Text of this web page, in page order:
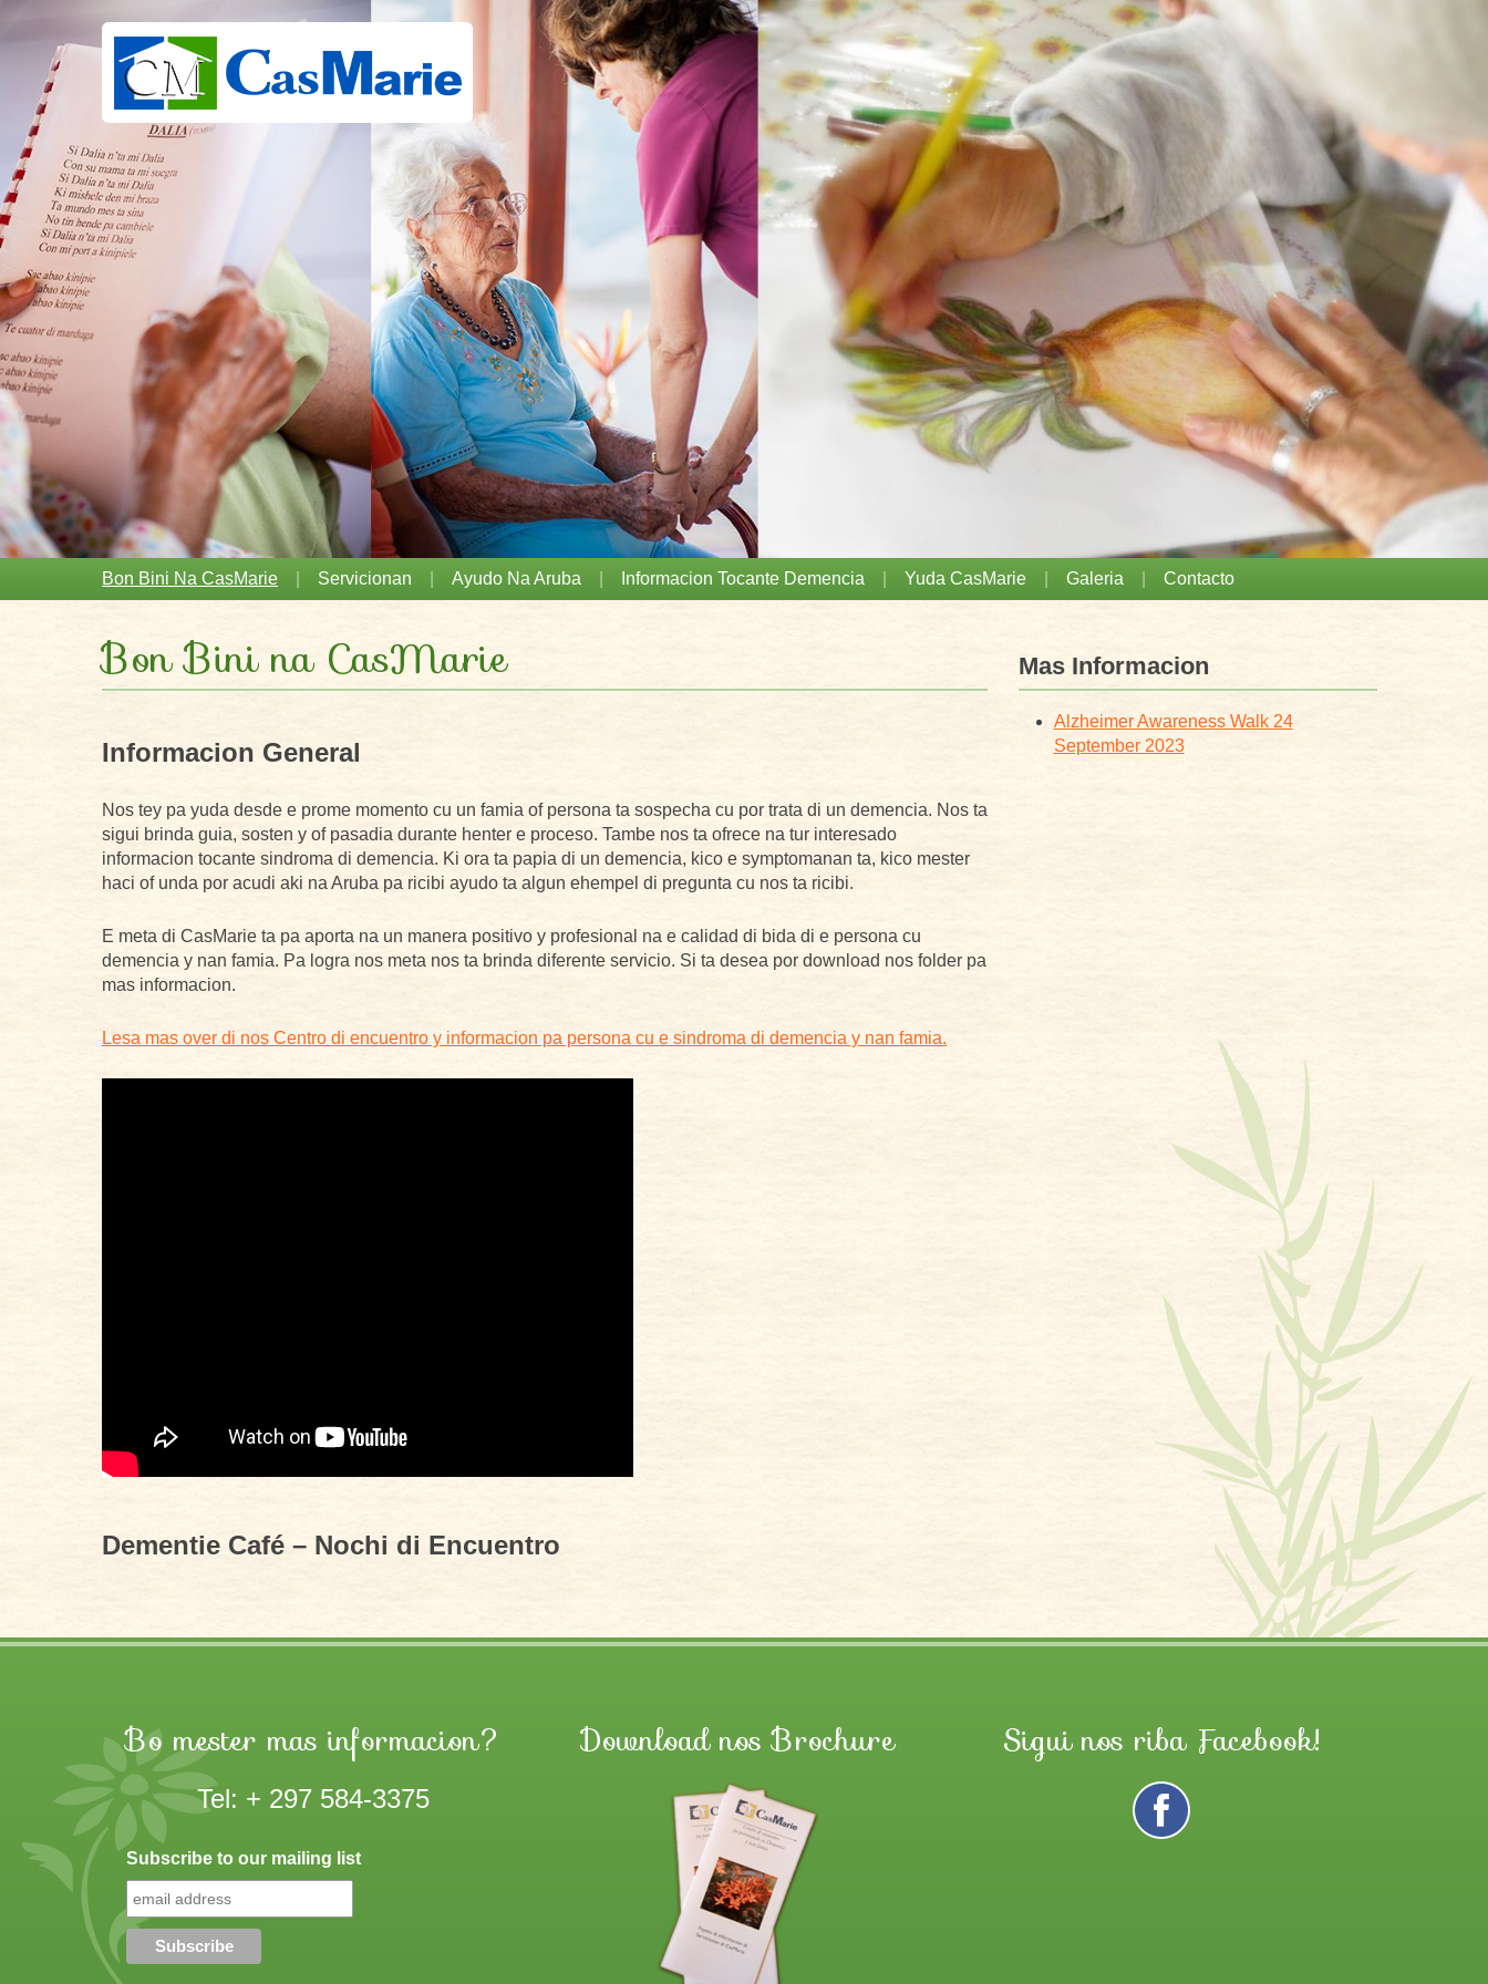
Skip to content
Bon Bini Na CasMarie Servicionan Ayudo Na Aruba Informacion Tocante Demencia Yuda CasMarie Galeria Contacto
Bon Bini na CasMarie
Informacion General
Nos tey pa yuda desde e prome momento cu un famia of persona ta sospecha cu por trata di un demencia. Nos ta
sigui brinda guia, sosten y of pasadia durante henter e proceso. Tambe nos ta ofrece na tur interesado
informacion tocante sindroma di demencia. Ki ora ta papia di un demencia, kico e symptomanan ta, kico mester
haci of unda por acudi aki na Aruba pa ricibi ayudo ta algun ehempel di pregunta cu nos ta ricibi.
E meta di CasMarie ta pa aporta na un manera positivo y profesional na e calidad di bida di e persona cu
demencia y nan famia. Pa logra nos meta nos ta brinda diferente servicio. Si ta desea por download nos folder pa
mas informacion.
Lesa mas over di nos Centro di encuentro y informacion pa persona cu e sindroma di demencia y nan famia.
Dementie Café – Nochi di Encuentro
Mas Informacion
Alzheimer Awareness Walk 24
September 2023
Bo mester mas informacion?
Tel: + 297 584-3375
Subscribe to our mailing list
Download nos Brochure Sigui nos riba Facebook!